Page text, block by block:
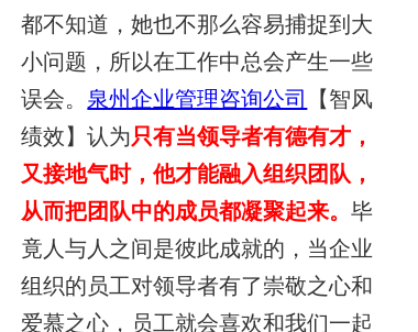
都不知道，她也不那么容易捕捉到大
小问题，所以在工作中总会产生一些
误会。 泉州企业管理咨询公司
【智风
绩效】认为只有当领导者有德有才，
又接地气时，他才能融入组织团队，
从而把团队中的成员都凝聚起来。毕
竟人与人之间是彼此成就的，当企业
组织的员工对领导者有了崇敬之心和
爱慕之心，员工就会喜欢和我们一起